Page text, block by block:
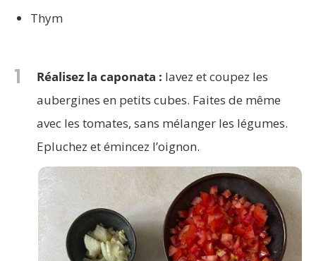
Thym
1 Réalisez la caponata : lavez et coupez les
aubergines en petits cubes. Faites de même
avec les tomates, sans mélanger les légumes.
Epluchez et émincez l’oignon.